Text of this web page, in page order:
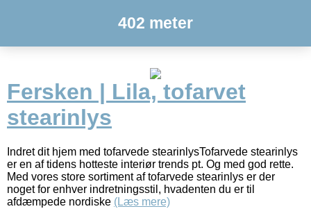
402 meter
Fersken | Lila, tofarvet
stearinlys
Indret dit hjem med tofarvede stearinlysTofarvede stearinlys
er en af tidens hotteste interiør trends pt. Og med god rette.
Med vores store sortiment af tofarvede stearinlys er der
noget for enhver indretningsstil, hvadenten du er til
afdæmpede nordiske (Læs mere)